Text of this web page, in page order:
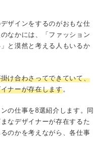
ザインをするのがおもな仕
なかには、「ファッション
と漠然と考える人もいるか
け合わさってできていて、
ナーが存在します。
の仕事を8選紹介します。同
なデザイナーが存在するた
のかを考えながら、各仕事